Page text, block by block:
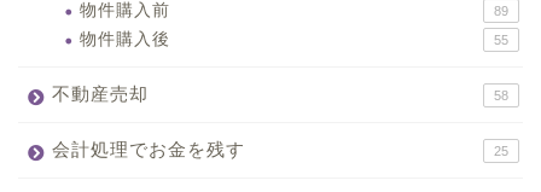
物件購入前 89
物件購入後 55
不動産売却 58
会計処理でお金を残す 25